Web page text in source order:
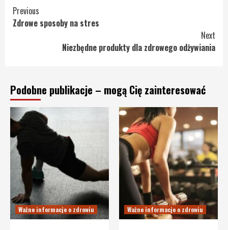
Continue
Reading
Previous
Zdrowe sposoby na stres
Next
Niezbędne produkty dla zdrowego odżywiania
Podobne publikacje – mogą Cię zainteresować
Ważne informacje o zdrowiu Ważne informacje o zdrowiu